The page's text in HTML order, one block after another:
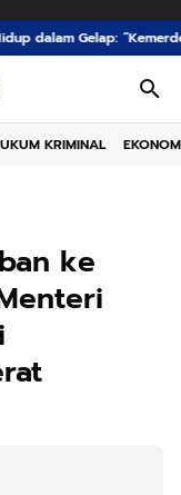
Belum Sampai ke
KRIMINAL
ke